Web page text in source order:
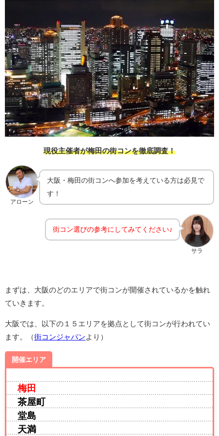
現役主催者が梅田の街コンを徹底調査！
アローン
大阪・梅田の街コンへ参加を考えている方は必見で
す！
サラ
街コン選びの参考にしてみてください♪
まずは、大阪のどのエリアで街コンが開催されているかを触れ
ていきます。
大阪では、以下の１５エリアを拠点として街コンが行われてい
ます。（街コンジャパン より）
開催エリア
梅田
茶屋町
堂島
天満